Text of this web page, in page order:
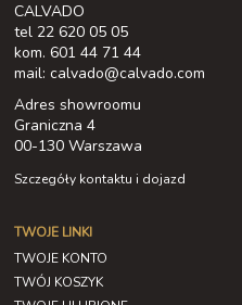
CALVADO
tel 22 620 05 05
kom. 601 44 71 44
mail: calvado@calvado.com
Adres showroomu
Graniczna 4
00-130 Warszawa
Szczegóły kontaktu i dojazd
TWOJE LINKI
TWOJE KONTO
TWÓJ KOSZYK